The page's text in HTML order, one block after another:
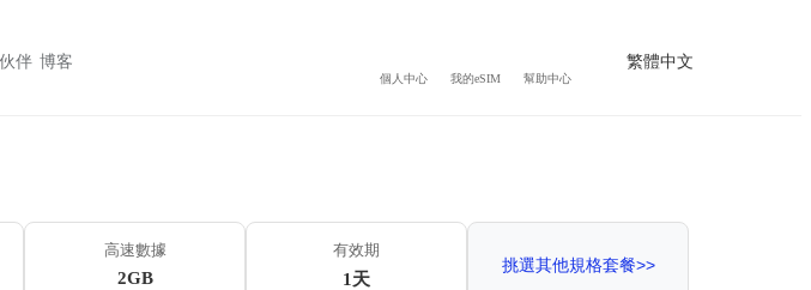
伴 博客
個人中心 我的eSIM 幫助中心
繁體中文
高速數據
2GB
有效期
1天
挑選其他規格套餐>>